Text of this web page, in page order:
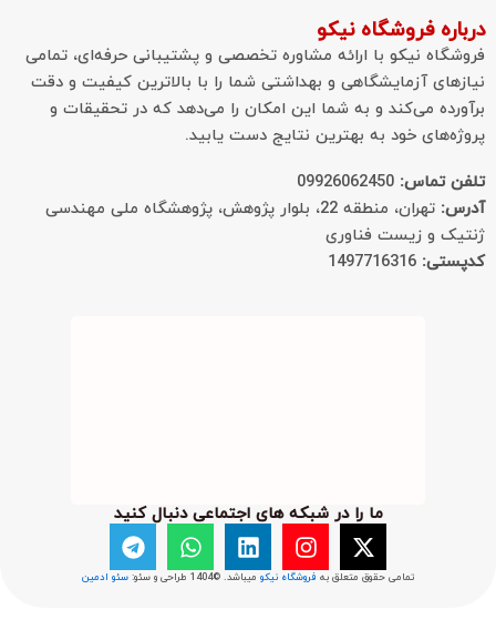
فروشگاه نیکو
نیکو با ارائه مشاوره تخصصی و پشتیبانی حرفه‌ای، تمامی
آزمایشگاهی و بهداشتی شما را با بالاترین کیفیت و دقت
می‌کند و به شما این امکان را می‌دهد که در تحقیقات و
خود به بهترین نتایج دست یابید.
تماس:09926062450
تهران، منطقه 22، بلوار پژوهش، پژوهشگاه ملی مهندسی
و زیست فناوری
1497716316
ما را در شبکه های اجتماعی دنبال کنید
t
I
s
L
n
W
a
T
l تمامی حقوق متعلق به فروشگاه نیکومیباشد. ©1404 طراحی و سئو: سئو ادمین